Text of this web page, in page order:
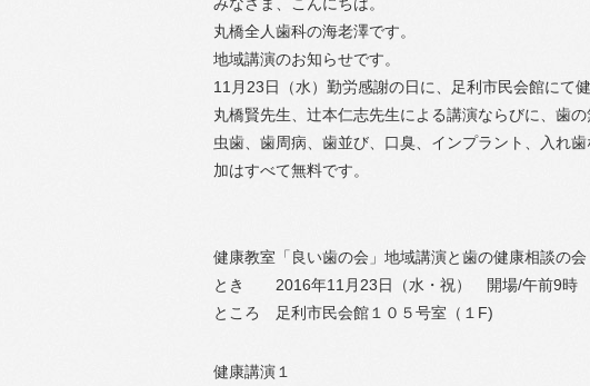
丸橋全人歯科の海老澤です。
地域講演のお知らせです。
11月23日（水）勤労感謝の日に、足利市民会館にて
丸橋賢先生、辻本仁志先生による講演ならびに、歯の
虫歯、歯周病、歯並び、口臭、インプラント、入れ
加はすべて無料です。
健康教室「良い歯の会」地域講演と歯の健康相談の会
とき 2016年11月23日（水・祝） 開場/午前9時
ところ 足利市民会館１０５号室（１F)
健康講演１